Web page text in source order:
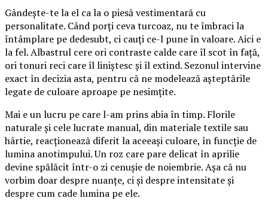
Gândește-te la el ca la o piesă vestimentară cu
personalitate. Când porți ceva turcoaz, nu te îmbraci la
întâmplare pe dedesubt, ci cauți ce-l pune în valoare. Aici e
la fel. Albastrul cere ori contraste calde care îl scot în față,
ori tonuri reci care îl liniștesc și îl extind. Sezonul intervine
exact în decizia asta, pentru că ne modelează așteptările
legate de culoare aproape pe nesimțite.
Mai e un lucru pe care l-am prins abia în timp. Florile
naturale și cele lucrate manual, din materiale textile sau
hârtie, reacționează diferit la aceeași culoare, în funcție de
lumina anotimpului. Un roz care pare delicat în aprilie
devine spălăcit într-o zi cenușie de noiembrie. Așa că nu
vorbim doar despre nuanțe, ci și despre intensitate și
despre cum cade lumina pe ele.